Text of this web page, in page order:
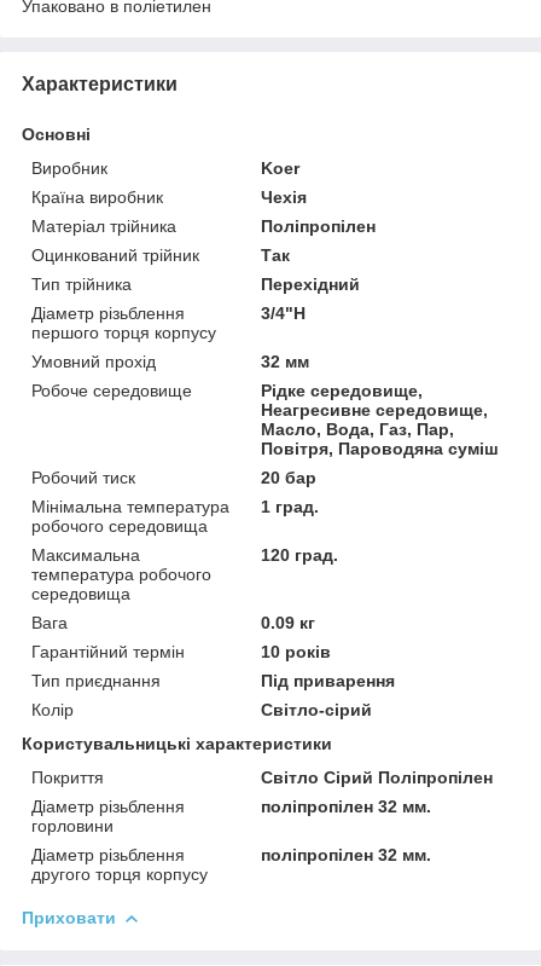
Упаковано в поліетилен
Характеристики
Основні
Виробник
Koer
Країна виробник
Чехія
Матеріал трійника
Поліпропілен
Оцинкований трійник
Так
Тип трійника
Перехідний
Діаметр різьблення
першого торця корпусу
3/4"Н
Умовний прохід
32 мм
Робоче середовище
Рідке середовище,
Неагресивне середовище,
Масло, Вода, Газ, Пар,
Повітря, Пароводяна суміш
Робочий тиск
20 бар
Мінімальна температура
робочого середовища
1 град.
Максимальна
температура робочого
середовища
120 град.
Вага
0.09 кг
Гарантійний термін
10 років
Тип приєднання
Під приварення
Колір
Світло-сірий
Користувальницькі характеристики
Покриття
Світло Сірий Поліпропілен
Діаметр різьблення
горловини
поліпропілен 32 мм.
Діаметр різьблення
другого торця корпусу
поліпропілен 32 мм.
Приховати